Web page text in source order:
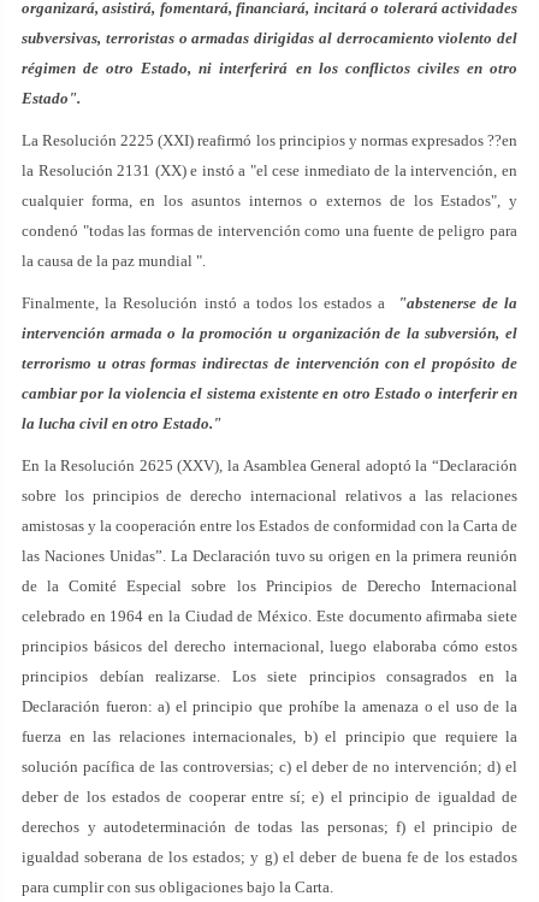
organizará, asistirá, fomentará, financiará, incitará o tolerará actividades
subversivas, terroristas o armadas dirigidas al derrocamiento violento del
régimen de otro Estado, ni interferirá en los conflictos civiles en otro
Estado".
La Resolución 2225 (XXI) reafirmó los principios y normas expresados ??en
la Resolución 2131 (XX) e instó a "el cese inmediato de la intervención, en
cualquier forma, en los asuntos internos o externos de los Estados", y
condenó "todas las formas de intervención como una fuente de peligro para
la causa de la paz mundial ".
Finalmente, la Resolución instó a todos los estados a
"abstenerse de la
intervención armada o la promoción u organización de la subversión, el
terrorismo u otras formas indirectas de intervención con el propósito de
cambiar por la violencia el sistema existente en otro Estado o interferir en
la lucha civil en otro Estado."
En la Resolución 2625 (XXV), la Asamblea General adoptó la “Declaración
sobre los principios de derecho internacional relativos a las relaciones
amistosas y la cooperación entre los Estados de conformidad con la Carta de
las Naciones Unidas”. La Declaración tuvo su origen en la primera reunión
de la Comité Especial sobre los Principios de Derecho Internacional
celebrado en 1964 en la Ciudad de México. Este documento afirmaba siete
principios básicos del derecho internacional, luego elaboraba cómo estos
principios debían realizarse. Los siete principios consagrados en la
Declaración fueron: a) el principio que prohíbe la amenaza o el uso de la
fuerza en las relaciones internacionales, b) el principio que requiere la
solución pacífica de las controversias; c) el deber de no intervención; d) el
deber de los estados de cooperar entre sí; e) el principio de igualdad de
derechos y autodeterminación de todas las personas; f) el principio de
igualdad soberana de los estados; y g) el deber de buena fe de los estados
para cumplir con sus obligaciones bajo la Carta.